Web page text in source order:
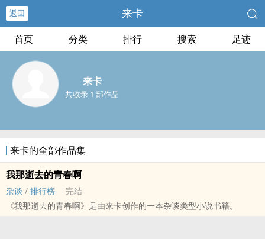
返回 来卡
首页 分类 排行 搜索 足迹
来卡
共收录 1 部作品
来卡的全部作品集
我那逝去的青春啊
杂谈 / 排行榜
完结
《我那逝去的青春啊》是由来卡创作的一本杂谈类型小说书籍。